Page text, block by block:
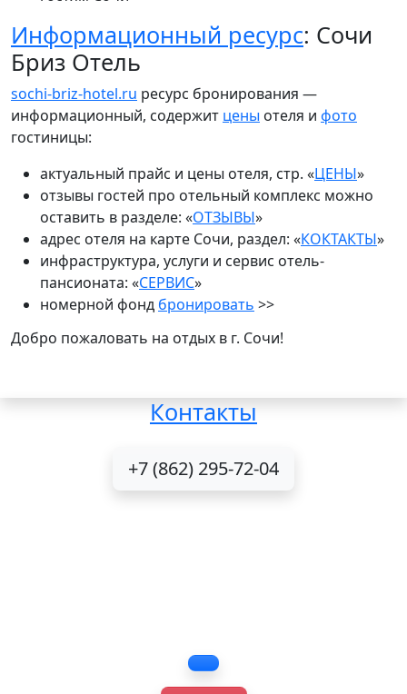
Информационный ресурс: Сочи
Бриз Отель
sochi-briz-hotel.ru ресурс бронирования —
информационный, содержит цены отеля и фото
гостиницы:
актуальный прайс и цены отеля, стр. «ЦЕНЫ»
отзывы гостей про отельный комплекс можно
оставить в разделе: «ОТЗЫВЫ»
адрес отеля на карте Сочи, раздел: «КОКТАКТЫ»
инфраструктура, услуги и сервис отель-
пансионата: «СЕРВИС»
номерной фонд бронировать >>
Добро пожаловать на отдых в г. Сочи!
Контакты
+7 (862) 295-72-04